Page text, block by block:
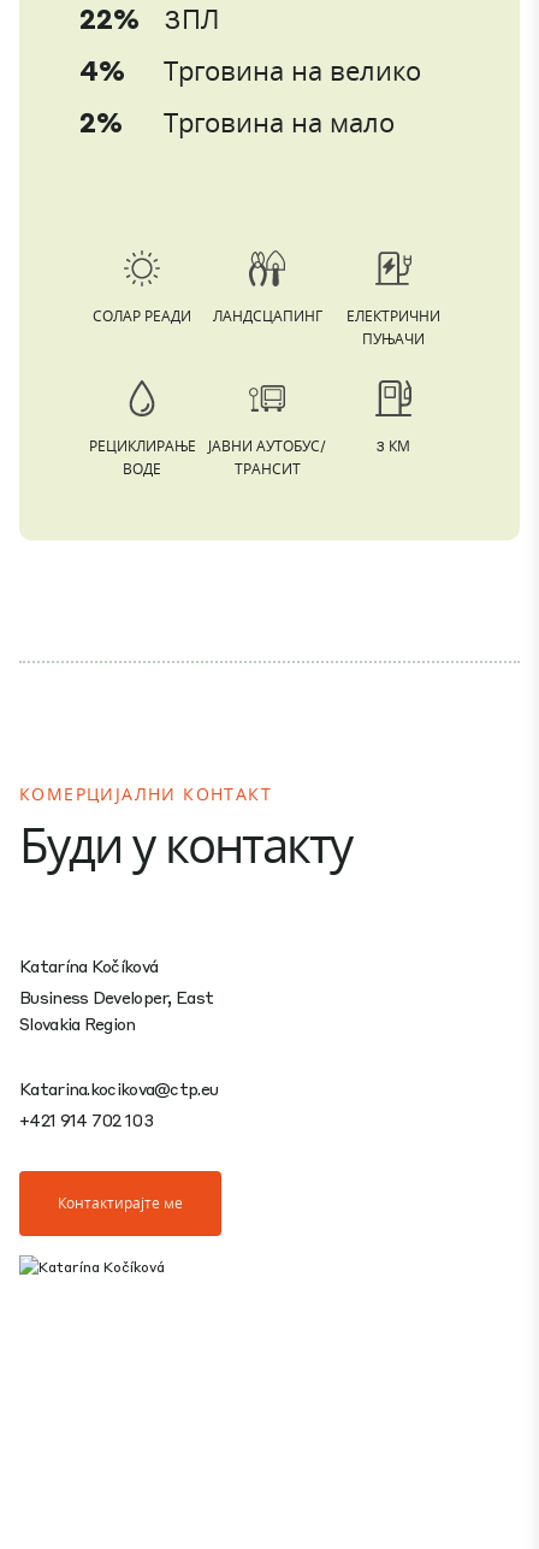
22%
3ПЛ
4%
Трговина на велико
2%
Трговина на мало
СОЛАР РЕАДИ ЛАНДСЦАПИНГ
ЕЛЕКТРИЧНИ
ПУЊАЧИ
РЕЦИКЛИРАЊЕ
ВОДЕ
ЈАВНИ АУТОБУС/
ТРАНСИТ
3 КМ
КОМЕРЦИЈАЛНИ КОНТАКТ
Буди у контакту
Katarína Kočíková
Business Developer, East
Slovakia Region
Katarina.kocikova@ctp.eu
+421 914 702 103
Контактирајте ме